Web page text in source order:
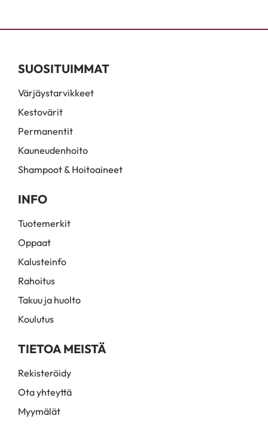
SUOSITUIMMAT
Värjäystarvikkeet
Kestovärit
Permanentit
Kauneudenhoito
Shampoot & Hoitoaineet
INFO
Tuotemerkit
Oppaat
Kalusteinfo
Rahoitus
Takuu ja huolto
Koulutus
TIETOA MEISTÄ
Rekisteröidy
Ota yhteyttä
Myymälät